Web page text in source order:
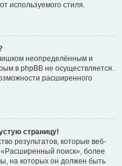
используемого стиля.
неопределённым и
в phpBB не осуществляется.
расширенного
страницу!
результатов, которые веб-
«Расширенный поиск», более
на которых он должен быть